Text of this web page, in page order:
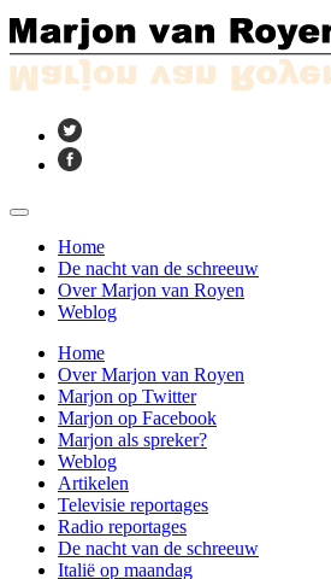
Home
De nacht van de schreeuw
Over Marjon van Royen
Weblog
Home
Over Marjon van Royen
Marjon op Twitter
Marjon op Facebook
Marjon als spreker?
Weblog
Artikelen
Televisie reportages
Radio reportages
De nacht van de schreeuw
Italië op maandag